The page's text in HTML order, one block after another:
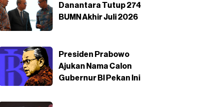
Danantara Tutup 274
BUMN Akhir Juli 2026
Presiden Prabowo
Ajukan Nama Calon
Gubernur BI Pekan Ini